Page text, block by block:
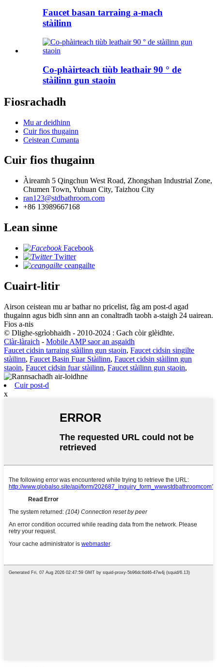
Faucet basan tarraing a-mach
stàilinn
Co-phàirteach tiùb leathair 90 ° de
stàilinn gun staoin
Fiosrachadh
Mu ar deidhinn
Cuir fios thugainn
Ceistean Cumanta
Cuir fios thugainn
Àireamh 5 Qingchun West Road, Zhongshan Industrial Zone,
Chumen Town, Yuhuan City, Taizhou City
ran123@stdbathroom.com
+86 13989667168
Lean sinne
Facebook
Twitter
ceangailte
Cuairt-litir
Airson ceistean mu ar bathar no pricelist, fàg am post-d agad
thugainn agus bidh sinn ann an conaltradh taobh a-staigh 24 uairean.
Fios a-nis
© Dlighe-sgrìobhaidh - 2010-2024 : Gach còir glèidhte.
Clàr-làraich - Mobile AMP saor an asgaidh
Faucet cidsin tarraing stàilinn gun staoin, Faucet cidsin singilte
stàilinn, Faucet Basin Fuar Stàilinn, Faucet cidsin stàilinn gun
staoin, Faucet cidsin fuar stàilinn, Faucet stàilinn gun staoin,
Cuir post-d
x